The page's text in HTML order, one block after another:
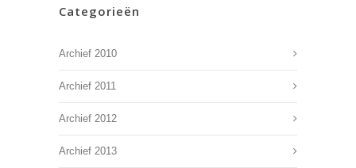
Categorieën
Archief 2010
Archief 2011
Archief 2012
Archief 2013